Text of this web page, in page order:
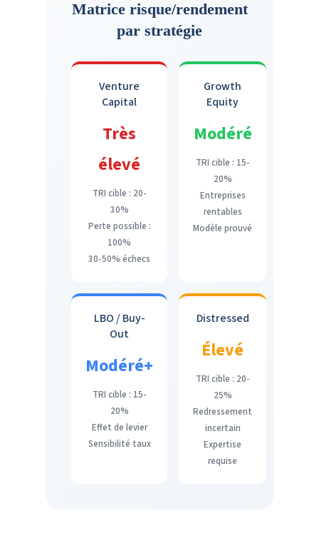
Matrice risque/rendement
par stratégie
Venture
Capital
Très
élevé
TRI cible : 20-
30%
Perte possible :
100%
30-50% échecs
Growth
Equity
Modéré
TRI cible : 15-
20%
Entreprises
rentables
Modèle prouvé
LBO / Buy-
Out
Modéré+
TRI cible : 15-
20%
Effet de levier
Sensibilité taux
Distressed
Élevé
TRI cible : 20-
25%
Redressement
incertain
Expertise
requise